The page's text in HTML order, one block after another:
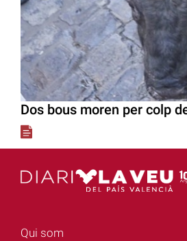
Dos bous moren per colp
Qui som